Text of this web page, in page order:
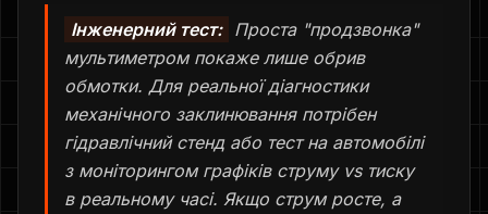
Інженерний тест: Проста "продзвонка"
мультиметром покаже лише обрив
обмотки. Для реальної діагностики
механічного заклинювання потрібен
гідравлічний стенд або тест на автомобілі
з моніторингом графіків струму vs тиску
в реальному часі. Якщо струм росте, а